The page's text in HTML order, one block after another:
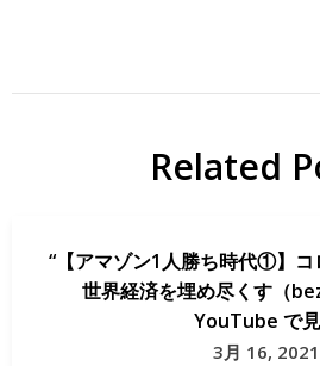
Related
“【アマゾン1人勝ち時代①】
世界経済を埋め尽くす（
YouTube で
3月 16, 2021